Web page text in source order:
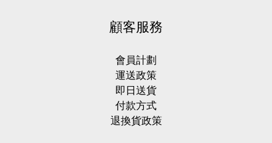
顧客服務
會員計劃
運送政策
即日送貨
付款方式
退換貨政策